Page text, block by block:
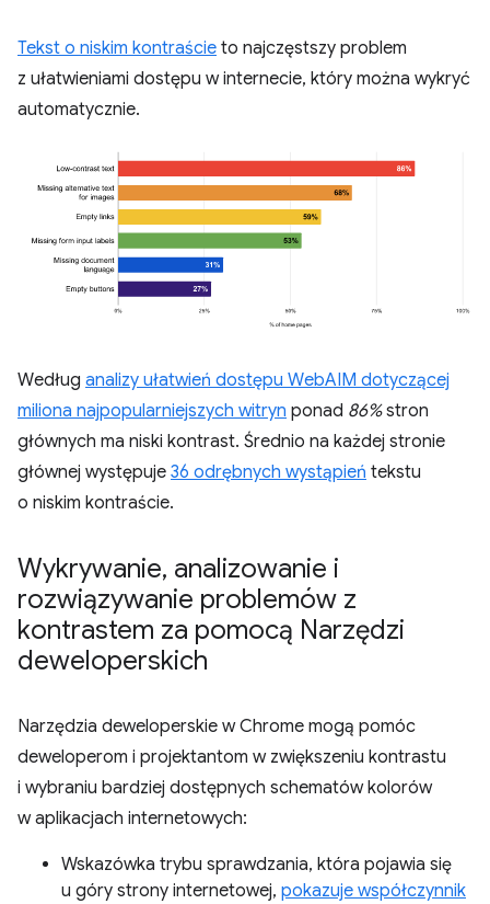
Tekst o niskim kontraście to najczęstszy problem
z ułatwieniami dostępu w internecie, który można wykryć
automatycznie.
Według analizy ułatwień dostępu WebAIM dotyczącej
miliona najpopularniejszych witryn ponad 86%stron
głównych ma niski kontrast. Średnio na każdej stronie
głównej występuje 36 odrębnych wystąpień tekstu
o niskim kontraście.
Wykrywanie, analizowanie i
rozwiązywanie problemów z
kontrastem za pomocą Narzędzi
deweloperskich
Narzędzia deweloperskie w Chrome mogą pomóc
deweloperom i projektantom w zwiększeniu kontrastu
i wybraniu bardziej dostępnych schematów kolorów
w aplikacjach internetowych:
Wskazówka trybu sprawdzania, która pojawia się
u góry strony internetowej, pokazuje współczynnik